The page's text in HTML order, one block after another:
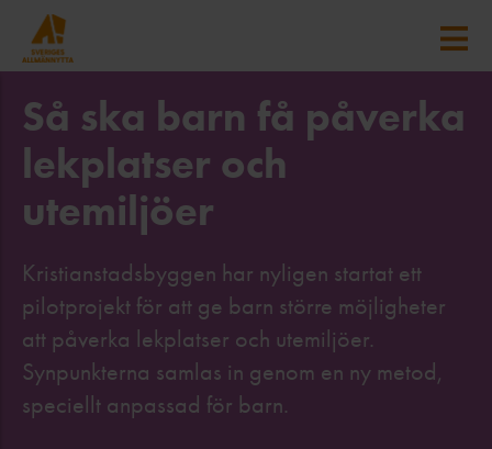
Så ska barn få påverka
lekplatser och
utemiljöer
Kristianstadsbyggen har nyligen startat ett
pilotprojekt för att ge barn större möjligheter
att påverka lekplatser och utemiljöer.
Synpunkterna samlas in genom en ny metod,
speciellt anpassad för barn.